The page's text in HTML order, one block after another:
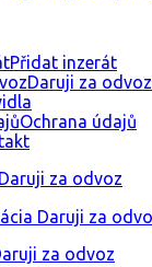
Přidat inzerát
Daruji za odvoz
Ochrana údajů